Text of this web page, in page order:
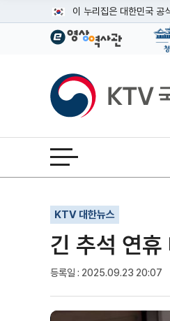
이 누리집은 대한민국 공
공식 누리집 주소 확인
이밖에 or.kr 또는 .kr등 다
운영중인 공식 누리집보기
KTV국민방송
전체메뉴 열기
KTV 대한뉴스
긴 추석 연
등록일 : 2025.09.23 20:07
기사인쇄
글자확대
글자축소